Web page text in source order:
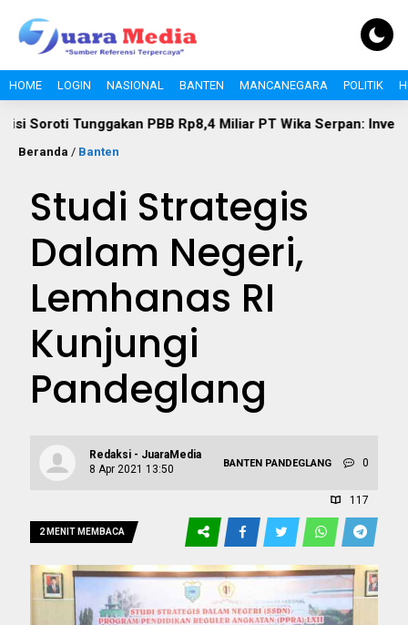
HOME LOGIN NASIONAL BANTEN MANCANEGARA POLITIK
PBB Rp8,4 Miliar PT Wika Serpan: Investor Besar
Beranda / Banten
Studi Strategis
Dalam Negeri,
Lemhanas RI
Kunjungi
Pandeglang
Redaksi - JuaraMedia
8 Apr 2021 13:50
BANTEN PANDEGLANG 0
117
2 MENIT MEMBACA